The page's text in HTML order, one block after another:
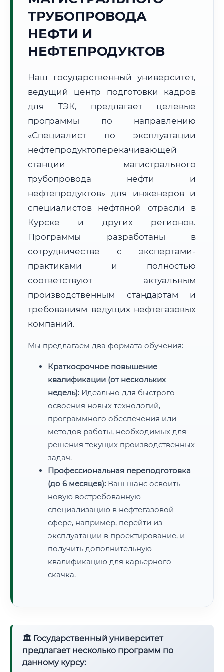
• Маршрут транзита:~3 064 км
• Экспресс-доставка СДЭК / Почтой:
4–6 рабочих дней
📜 Документы и аккредитация ФИС ФРДО
🔍 Нажмите на документ для увеличения и просмотра
ТРУБОПРОВОДА
НЕФТИ И
НЕФТЕПРОДУКТОВ
Наш государственный университет,
ведущий центр подготовки кадров
для ТЭК, предлагает целевые
программы по направлению
«Специалист по эксплуатации
нефтепродуктоперекачивающей
станции магистрального
трубопровода нефти и
нефтепродуктов» для инженеров и
специалистов нефтяной отрасли в
Курске и других регионов.
Программы разработаны в
сотрудничестве с экспертами-
практиками и полностью
соответствуют актуальным
производственным стандартам и
требованиям ведущих нефтегазовых
компаний.
Мы предлагаем два формата обучения:
Краткосрочное повышение
квалификации (от нескольких
недель): Идеально для быстрого
освоения новых технологий,
программного обеспечения или
методов работы, необходимых для
решения текущих производственных
задач.
Профессиональная переподготовка
(до 6 месяцев): Ваш шанс освоить
новую востребованную
специализацию в нефтегазовой
сфере, например, перейти из
эксплуатации в проектирование, и
получить дополнительную
квалификацию для карьерного
скачка.
🏛 Государственный университет
предлагает несколько программ по
данному курсу: